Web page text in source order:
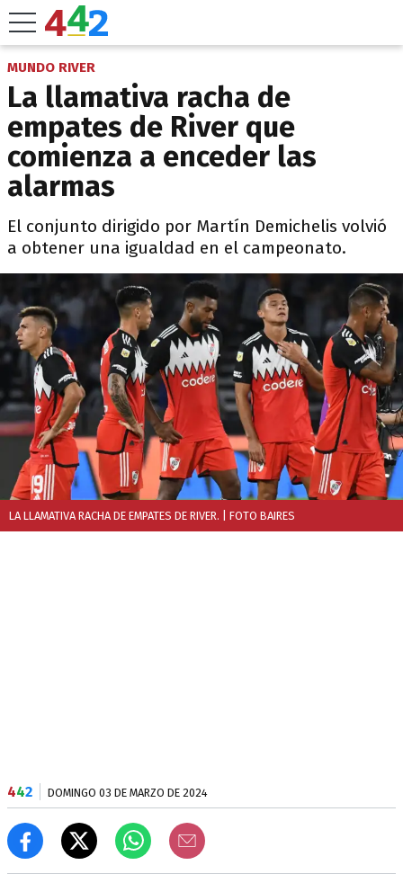
MUNDO RIVER
La llamativa racha de
empates de River que
comienza a enceder las
alarmas
El conjunto dirigido por Martín Demichelis volvió
a obtener una igualdad en el campeonato.
LA LLAMATIVA RACHA DE EMPATES DE RIVER. | FOTO BAIRES
442 DOMINGO 03 DE MARZO DE 2024